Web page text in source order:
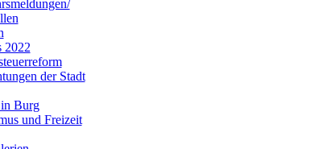
2022
der Stadt
Burg
und Freizeit